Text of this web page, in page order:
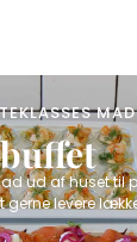
ud af huset til
gerne levere